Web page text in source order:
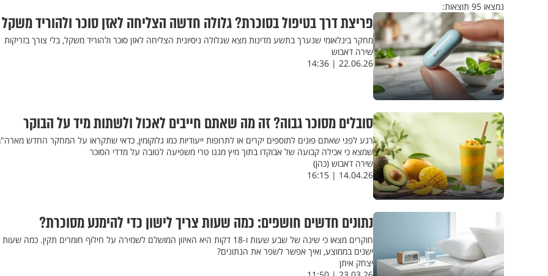
נמצאו 95 תוצאות:
פריצת דרך בטיפול בסוכרת? גלולה חדשה הצליחה לאזן סוכר ולהוריד משקל
מחקר בינלאומי שנערך בתשע מדינות מצא שגלולה ניסיונית הצליחה לאזן סוכר ולהוריד משקל, בלי צורך בזריקות
שירה דאבוש
22.06.26 | 14:36
סובלים מסוכר גבוה? זה מה שאתם חייבים לאכול ולשתות מיד על הבוקר
רגע לפני שאתם פונים לתוספים יקרים או לתרופות ייעודיות כמו גלוקומין, כדאי שתקראו על המחקר החדש
שמצא כי אכילה קבועה של אבוקדו בתוך מיץ מנגו טרי משפיעה לטובה על מדדי הסוכר
שירה דאבוש (כהן)
14.04.26 | 16:15
נתונים חדשים חושפים: כמה שעות צריך לישון כדי להימנע מסוכרת?
חוקרים מצאו כי שינה של שבע שעות ו-18 דקות היא האיזון המושלם לשמירה על חילוף חומרים תקין. כמה
ישנים בממוצע, ואיך אפשר לשפר את הנתונים?
יצחק איתן